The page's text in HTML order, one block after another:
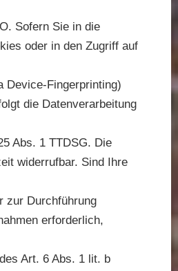
Sofern Sie in die
oder in den Zugriff auf
Device-Fingerprinting)
die Datenverarbeitung
Abs. 1 TTDSG. Die
widerrufbar. Sind Ihre
zur Durchführung
erforderlich,
Art. 6 Abs. 1 lit. b